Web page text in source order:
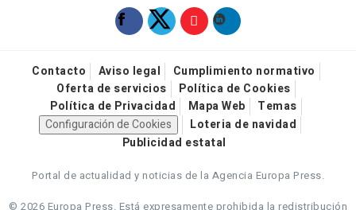
Contacto Aviso legal
Cumplimiento normativo
Oferta de servicios
Política de Cookies
Política de Privacidad
Mapa Web
Temas
Configuración de Cookies
Loteria de navidad
Publicidad estatal
Portal de actualidad y noticias de la Agencia Europa Press.
© 2026 Europa Press. Está expresamente prohibida la redistribución